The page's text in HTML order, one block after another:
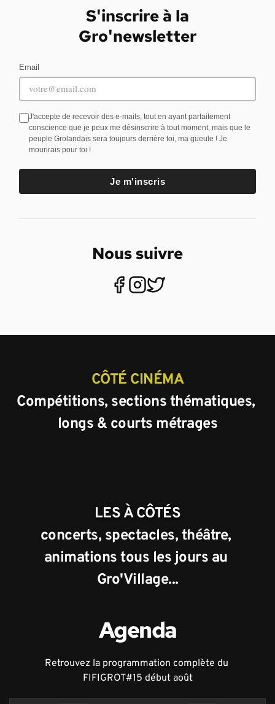
S'inscrire à la
Gro'newsletter
Email
J'accepte de recevoir des e-mails, tout en ayant parfaitement
conscience que je peux me désinscrire à tout moment, mais que le
peuple Grolandais sera toujours derrière toi, ma gueule ! Je
mourirais pour toi !
Je m'inscris
Nous suivre
CÔTÉ CINÉMA
Compétitions, sections thématiques,
longs & courts métrages
LES À CÔTÉS
concerts, spectacles, théâtre,
animations tous les jours au
Gro'Village...
Agenda
Retrouvez la programmation complète du
FIFIGROT#15 début août